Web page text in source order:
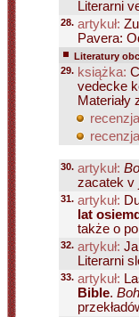
Literarni
28. artykuł:
Pavera:
Literatury
29. książka:
vedecke
30. artykuł:
zacatek v
31. artykuł:
lat
także o
32. artykuł:
Literarni
33. artykuł:
Bible.